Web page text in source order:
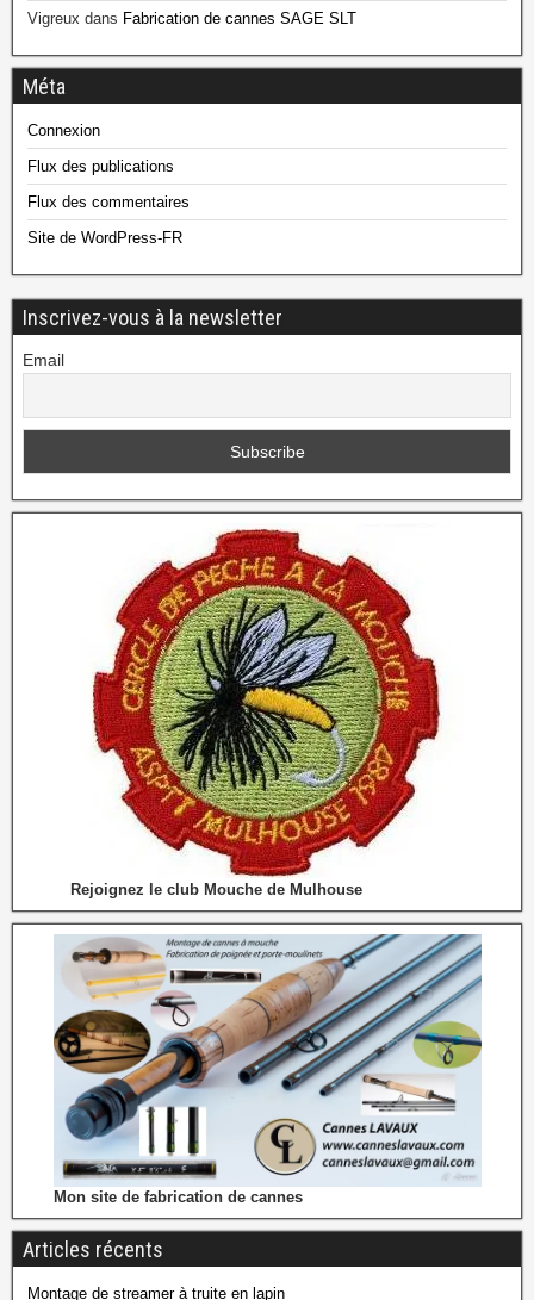
Vigreux dans Fabrication de cannes SAGE SLT
Méta
Connexion
Flux des publications
Flux des commentaires
Site de WordPress-FR
Inscrivez-vous à la newsletter
Email
Rejoignez le club Mouche de Mulhouse
Mon site de fabrication de cannes
Articles récents
Montage de streamer à truite en lapin